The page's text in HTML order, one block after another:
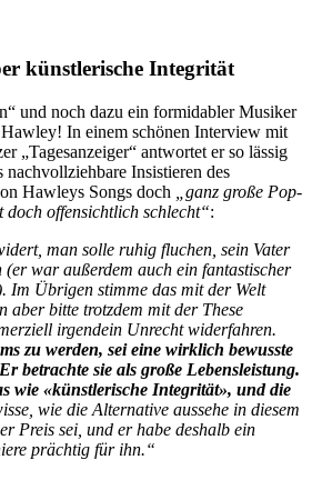
künstlerische Integrität
und noch dazu ein formidabler Musiker
In einem schönen Interview mit
„Tagesanzeiger“ antwortet er so lässig
nachvollziehbare Insistieren des
Hawleys Songs doch
„ganz große Pop-
doch offensichtlich schlecht“:
man solle ruhig fluchen, sein Vater
(er war außerdem auch ein fantastischer
Im Übrigen stimme das mit der Welt
aber bitte trotzdem mit der These
irgendein Unrecht widerfahren.
zu werden, sei eine wirklich bewusste
betrachte sie als große Lebensleistung.
wie «künstlerische Integrität», und die
wie die Alternative aussehe in diesem
Preis sei, und er habe deshalb ein
prächtig für ihn.“